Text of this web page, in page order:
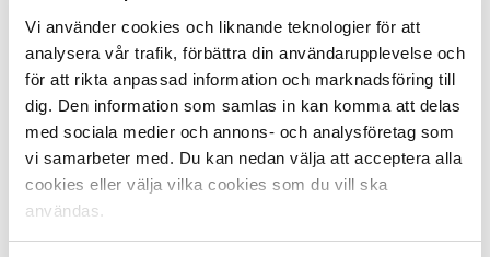
Vi använder cookies och liknande teknologier för att
analysera vår trafik, förbättra din användarupplevelse och
för att rikta anpassad information och marknadsföring till
dig. Den information som samlas in kan komma att delas
med sociala medier och annons- och analysföretag som
vi samarbeter med. Du kan nedan välja att acceptera alla
cookies eller välja vilka cookies som du vill ska
användas.
UEFA:s ligaranking september 2023:
22. Cypern 22.100
23. Ungern 21.875
24. Sverige 21.500
25. Rumänien 21.375
Sveriges poäng de senaste fem åren vilket ligger till
grund för totalen:
2019/2020: 5.750 (Malmö FF vidare från EL-gruppspel –